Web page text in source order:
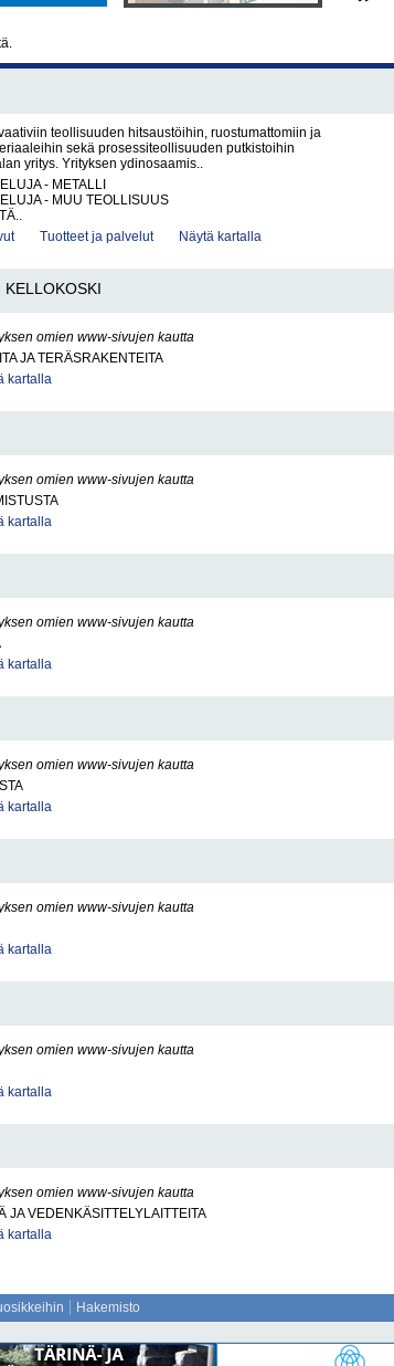
teollisuuden hitsaustöihin, ruostumattomiin ja
sekä prosessiteollisuuden putkistoihin
yritys. Yrityksen ydinosaamis..
- METALLI
- MUU TEOLLISUUS
Tuotteet ja palvelut Näytä kartalla
KELLOKOSKI
omien www-sivujen kautta
JA TERÄSRAKENTEITA
kartalla
omien www-sivujen kautta
kartalla
omien www-sivujen kautta
kartalla
omien www-sivujen kautta
kartalla
omien www-sivujen kautta
kartalla
omien www-sivujen kautta
kartalla
omien www-sivujen kautta
JA VEDENKÄSITTELYLAITTEITA
kartalla
Hakemisto